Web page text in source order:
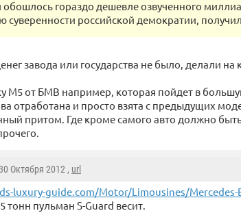
гораздо дешевле озвученного
российской демократии,
завода или государства не было, делали на
М5 от БМВ например, которая пойдет в
отработана и просто взята с предыдущих
притом. Где кроме самого авто должно
Октября 2012 , url
luxury-guide.com/Motor/Limousines/Mercedes-
тонн пульман S-Guard весит.